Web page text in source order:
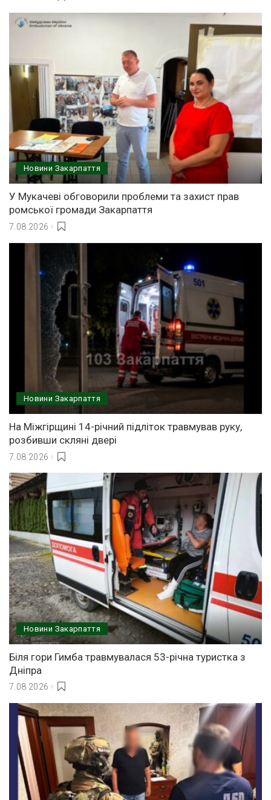
Новини Закарпаття
У Мукачеві обговорили проблеми та захист прав
ромської громади Закарпаття
7.08.2026
Новини Закарпаття
На Міжгірщині 14-річний підліток травмував руку,
розбивши скляні двері
7.08.2026
Новини Закарпаття
Біля гори Гимба травмувалася 53-річна туристка з
Дніпра
7.08.2026